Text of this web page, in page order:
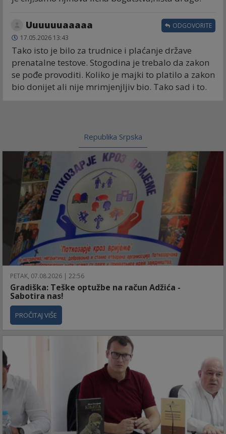
Uuuuuuaaaaa
17.05.2026 13:43
Tako isto je bilo za trudnice i plaćanje države
prenatalne testove. Stogodina je trebalo da zakon
se pođe provoditi. Koliko je majki to platilo a zakon
bio donijet ali nije mrimjenjljiv bio. Tako sad i to.
ODGOVORITE
Republika Srpska
PETAK, 07.08.2026 | 22:56
Gradiška: Teške optužbe na račun Adžića -
Sabotira nas!
PROČITAJ VIŠE